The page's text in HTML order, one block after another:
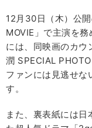
12月30日（木）公
MOVIE」で主演を
には、同映画のカウ
潤 SPECIAL
ファンには見逃せな
す。
また、裏表紙には日